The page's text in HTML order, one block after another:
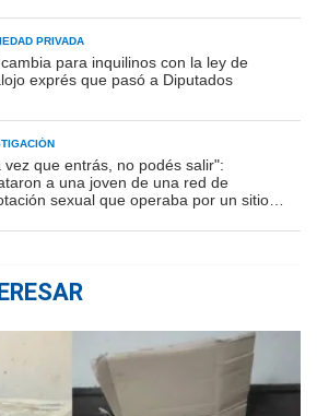
PRIVADA
para inquilinos con la ley de
exprés que pasó a Diputados
vez que entrás, no podés salir":
a una joven de una red de
sexual que operaba por un sitio